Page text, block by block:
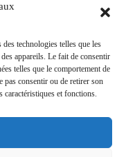
technologies telles que les
appareils. Le fait de consentir
telles que le comportement de
pas consentir ou de retirer son
caractéristiques et fonctions.
CONTACT